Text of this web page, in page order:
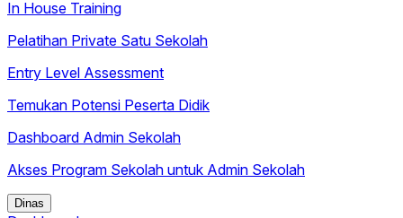
In House Training
Pelatihan Private Satu Sekolah
Entry Level Assessment
Temukan Potensi Peserta Didik
Dashboard Admin Sekolah
Akses Program Sekolah untuk Admin Sekolah
Dinas